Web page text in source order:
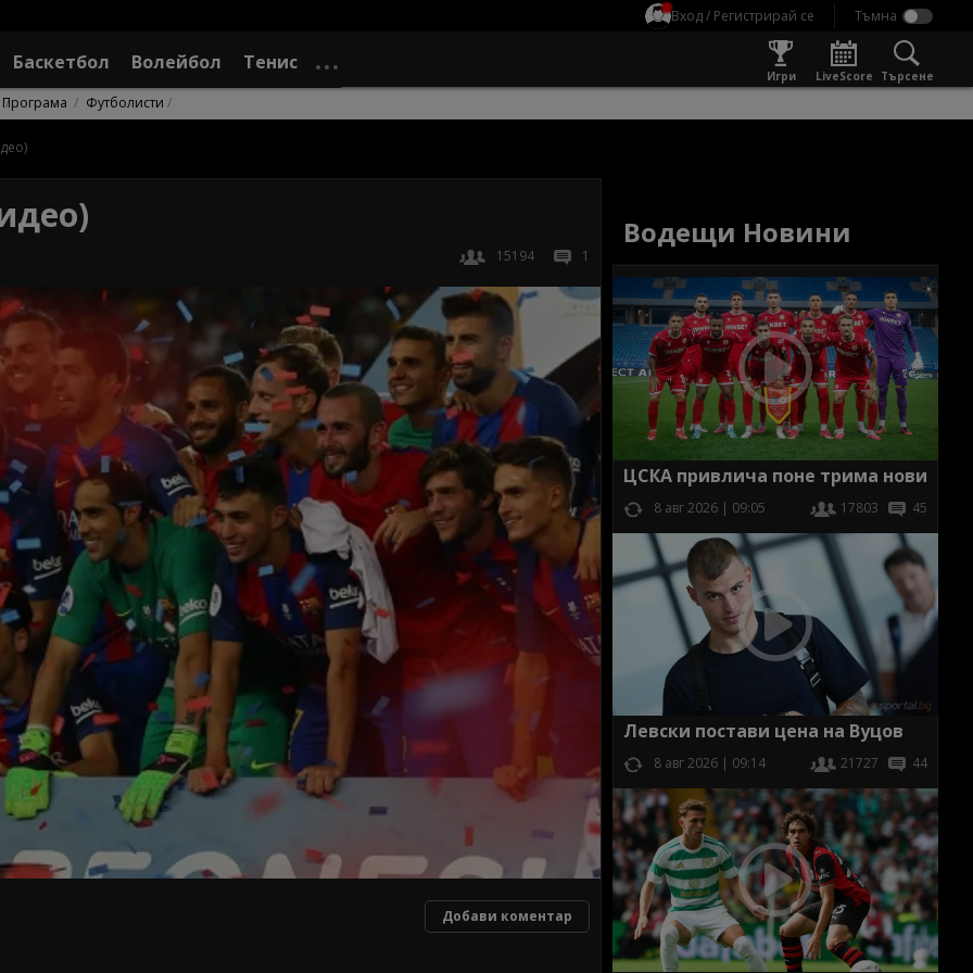
Вход / Регистрирай се
Баскетбол Волейбол Тенис
Игри LiveScore Търсене
Програма Футболисти
15194 1
Добави коментар
Водещи Новини
ЦСКА привлича поне трима нови
8 авг 2026 | 09:05 17803 45
Левски постави цена на Вуцов
8 авг 2026 | 09:14 21727 44